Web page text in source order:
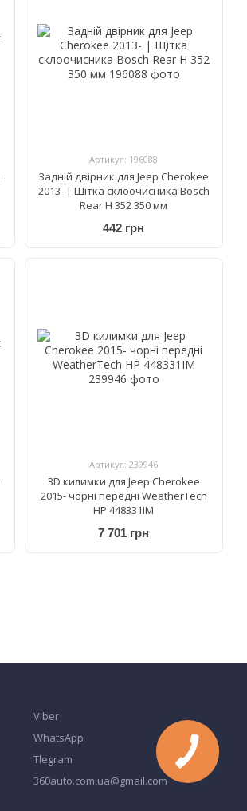
Артикул: 196088
Задній двірник для Jeep Cherokee
2013- | Щітка склоочисника Bosch
Rear H 352 350 мм
442 грн
Артикул: 239946
3D килимки для Jeep Cherokee
2015- чорні передні WeatherTech
HP 448331IM
7 701 грн
Viber
WhatsApp
Tlegram
360auto.com.ua@gmail.com